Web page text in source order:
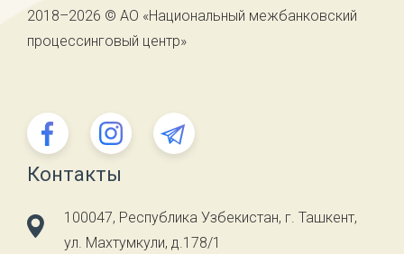
2018–2026 © АО «Национальный межбанковский
процессинговый центр»
Контакты
100047, Республика Узбекистан, г. Ташкент,
ул. Махтумкули, д.178/1